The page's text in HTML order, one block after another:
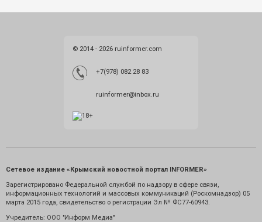
© 2014 - 2026 ruinformer.com
+7(978) 082 28 83
ruinformer@inbox.ru
Сетевое издание «Крымский новостной портал INFORMER»
Зарегистрировано Федеральной службой по надзору в сфере связи,
информационных технологий и массовых коммуникаций (Роскомнадзор) 05
марта 2015 года, свидетельство о регистрации Эл № ФС77-60943.
Учредитель: ООО "Информ Медиа"